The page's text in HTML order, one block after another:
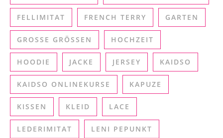
FELLIMITAT FRENCH TERRY GARTEN
GROSSE GRÖSSEN HOCHZEIT
HOODIE JACKE JERSEY KAIDSO
KAIDSO ONLINEKURSE KAPUZE
KISSEN KLEID LACE
LEDERIMITAT LENI PEPUNKT